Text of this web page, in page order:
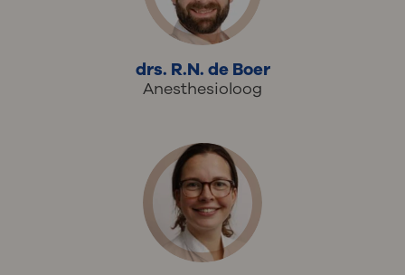
drs. R.N. de Boer
Anesthesioloog